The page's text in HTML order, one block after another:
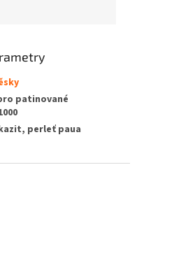
patinované
perleť paua